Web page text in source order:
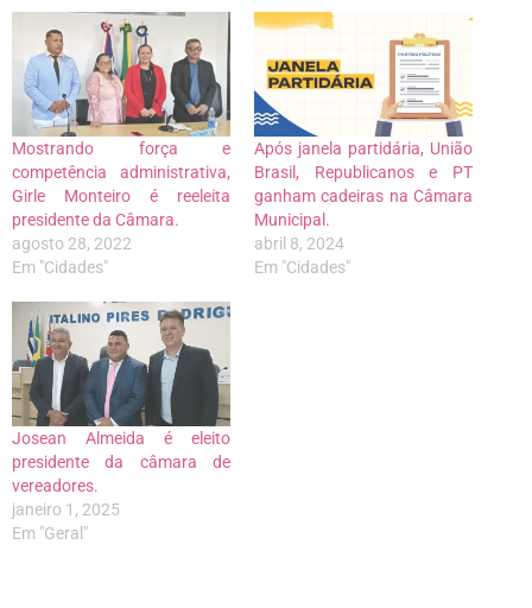
Mostrando força e
competência administrativa,
Girle Monteiro é reeleita
presidente da Câmara.
agosto 28, 2022
Em "Cidades"
Após janela partidária, União
Brasil, Republicanos e PT
ganham cadeiras na Câmara
Municipal.
abril 8, 2024
Em "Cidades"
Josean Almeida é eleito
presidente da câmara de
vereadores.
janeiro 1, 2025
Em "Geral"